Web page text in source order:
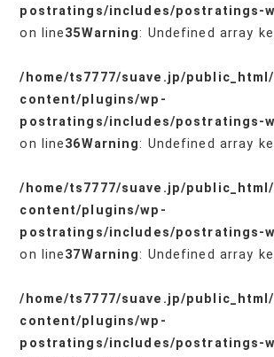
postratings/includes/postratings-
on line35Warning: Undefined array
/home/ts7777/suave.jp/
content/plugins/wp-
postratings/includes/postratings-
on line36Warning: Undefined array
/home/ts7777/suave.jp/
content/plugins/wp-
postratings/includes/postratings-
on line37Warning: Undefined array
/home/ts7777/suave.jp/
content/plugins/wp-
postratings/includes/postratings-